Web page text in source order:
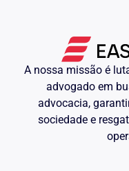
A nossa missão é
advogado em
advocacia,
sociedade e